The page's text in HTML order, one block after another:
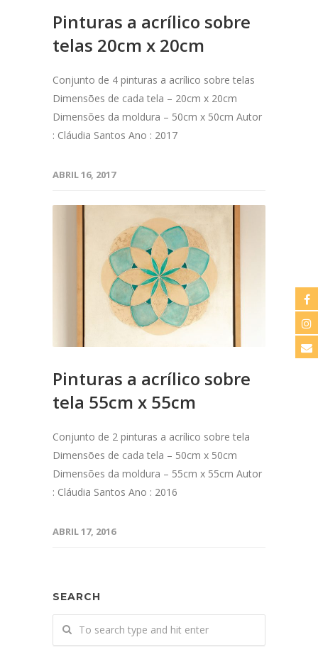
Pinturas a acrílico sobre
telas 20cm x 20cm
Conjunto de 4 pinturas a acrílico sobre telas
Dimensões de cada tela – 20cm x 20cm
Dimensões da moldura – 50cm x 50cm Autor
: Cláudia Santos Ano : 2017
ABRIL 16, 2017
Pinturas a acrílico sobre
tela 55cm x 55cm
Conjunto de 2 pinturas a acrílico sobre tela
Dimensões de cada tela – 50cm x 50cm
Dimensões da moldura – 55cm x 55cm Autor
: Cláudia Santos Ano : 2016
ABRIL 17, 2016
SEARCH